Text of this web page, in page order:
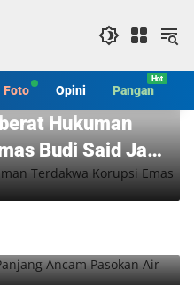
Foto Opini Pangan
Hukuman
Budi Said Jadi
Ancam Pasokan Air